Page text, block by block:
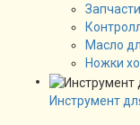
Масло
Ножки
Инструмент